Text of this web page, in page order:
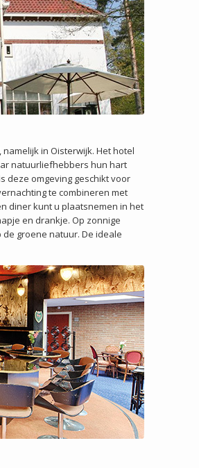
namelijk in Oisterwijk. Het hotel
natuurliefhebbers hun hart
deze omgeving geschikt voor
te combineren met
diner kunt u plaatsnemen in het
en drankje. Op zonnige
groene natuur. De ideale